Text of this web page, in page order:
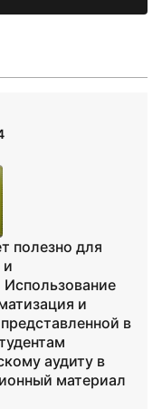
полезно для
и
и
в
аудиту в
материал